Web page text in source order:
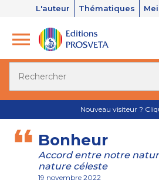
L'auteur Thématiques
Nouveau visiteur ?
Bonheur
Accord entre notre
nature céleste
19 novembre 2022